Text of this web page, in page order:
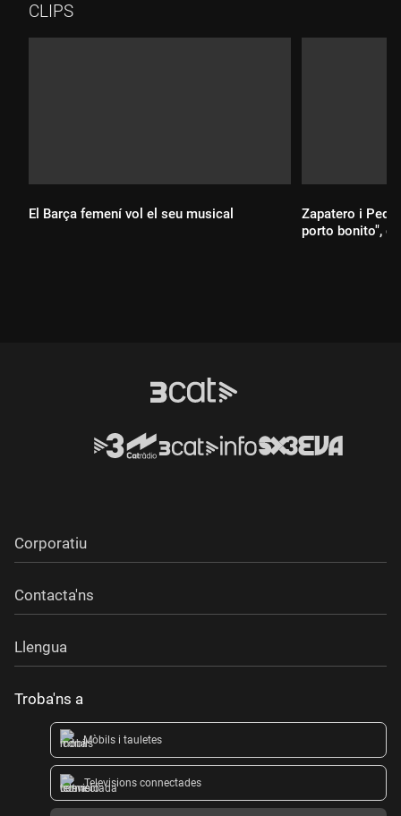
CLIPS
El Barça femení vol el seu musical
Zapatero i
porto bonito",
Corporatiu
Contacta'ns
Llengua
Troba'ns a
Mòbils i tauletes
Televisions connectades